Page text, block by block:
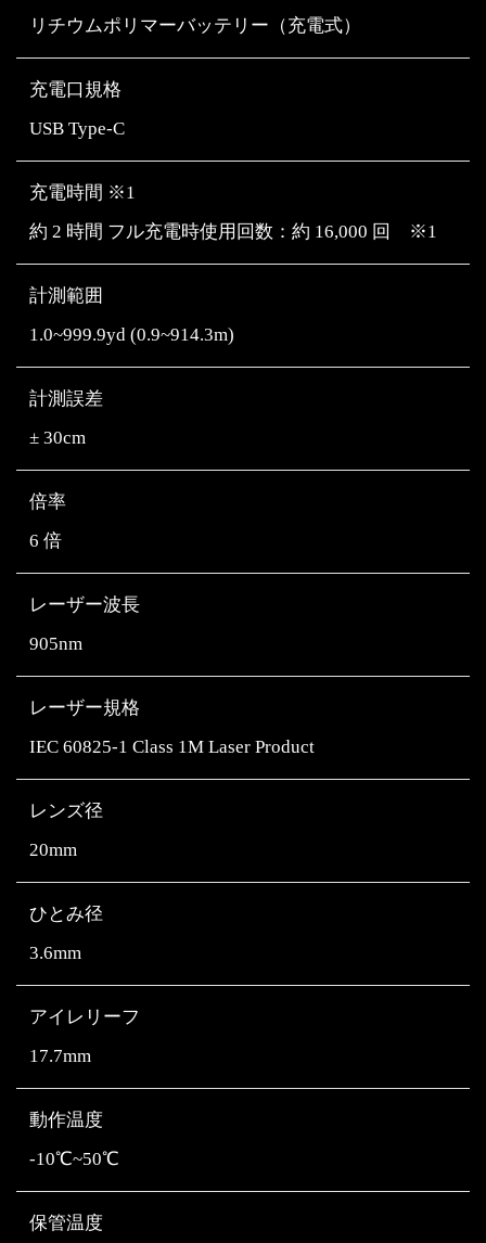
リチウムポリマーバッテリー（充電式）
充電口規格
USB Type-C
充電時間 ※1
約 2 時間 フル充電時使用回数：約 16,000 回 ※1
計測範囲
1.0~999.9yd (0.9~914.3m)
計測誤差
± 30cm
倍率
6 倍
レーザー波長
905nm
レーザー規格
IEC 60825-1 Class 1M Laser Product
レンズ径
20mm
ひとみ径
3.6mm
アイレリーフ
17.7mm
動作温度
-10℃~50℃
保管温度